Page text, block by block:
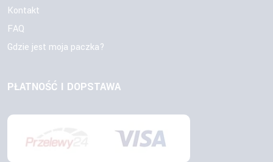
Kontakt
FAQ
Gdzie jest moja paczka?
PŁATNOŚĆ I DOPSTAWA